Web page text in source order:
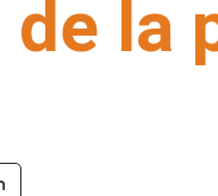
la